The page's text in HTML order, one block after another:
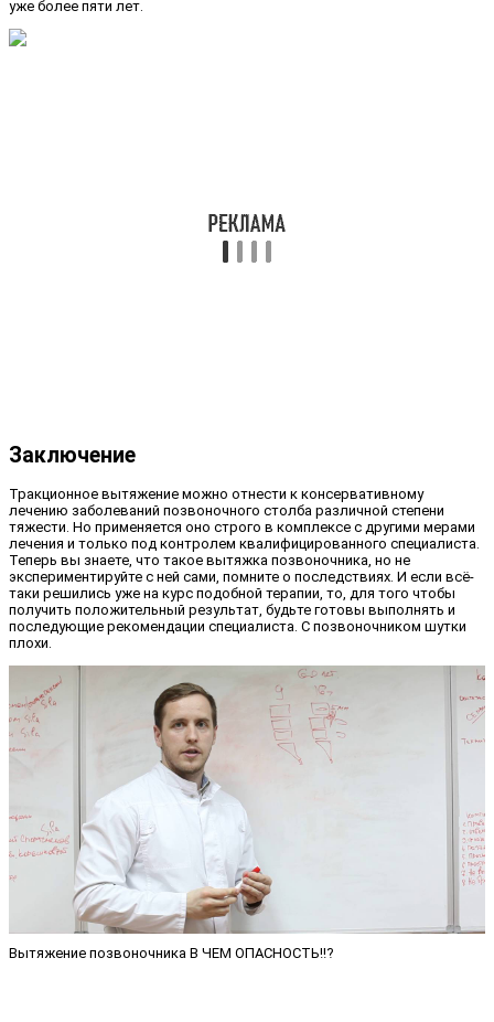
уже более пяти лет.
Заключение
Тракционное вытяжение можно отнести к консервативному
лечению заболеваний позвоночного столба различной степени
тяжести. Но применяется оно строго в комплексе с другими мерами
лечения и только под контролем квалифицированного специалиста.
Теперь вы знаете, что такое вытяжка позвоночника, но не
экспериментируйте с ней сами, помните о последствиях. И если всё-
таки решились уже на курс подобной терапии, то, для того чтобы
получить положительный результат, будьте готовы выполнять и
последующие рекомендации специалиста. С позвоночником шутки
плохи.
Вытяжение позвоночника В ЧЕМ ОПАСНОСТЬ!!?